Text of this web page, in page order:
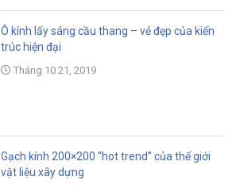
Ô kính lấy sáng cầu thang – vẻ đẹp của kiến
trúc hiện đại
Tháng 10 21, 2019
Gạch kính 200×200 “hot trend” của thế giới
vật liệu xây dựng